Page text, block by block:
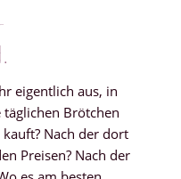
eigentlich aus, in
Brötchen
Nach der dort
Preisen? Nach der